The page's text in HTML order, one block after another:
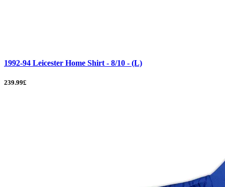
1992-94 Leicester Home Shirt - 8/10 - (L)
239.99£